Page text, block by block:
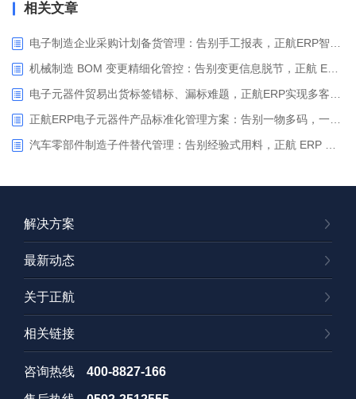
相关文章
解决方案
最新动态
关于正航
相关链接
咨询热线 400-8827-166